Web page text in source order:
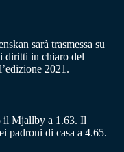
sarà trasmessa su
diritti in chiaro del
2021.
il Mjallby a 1.63. Il
padroni di casa a 4.65.